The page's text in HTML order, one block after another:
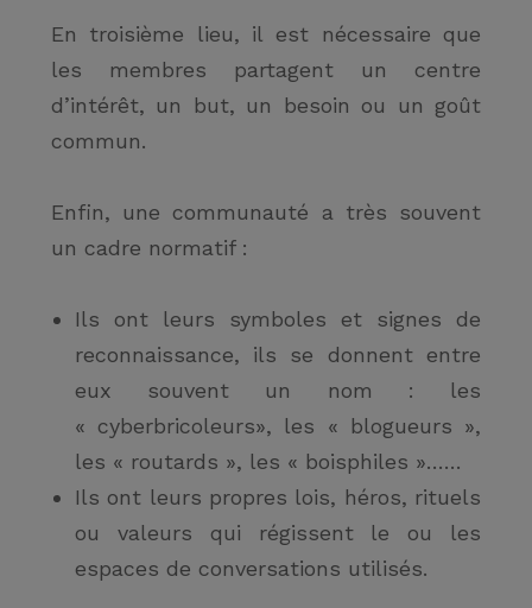
En troisième lieu, il est nécessaire que
les membres partagent un centre
d’intérêt, un but, un besoin ou un goût
commun.
Enfin, une communauté a très souvent
un cadre normatif :
Ils ont leurs symboles et signes de
reconnaissance, ils se donnent entre
eux souvent un nom : les
« cyberbricoleurs», les « blogueurs »,
les « routards », les « boisphiles »……
Ils ont leurs propres lois, héros, rituels
ou valeurs qui régissent le ou les
espaces de conversations utilisés.